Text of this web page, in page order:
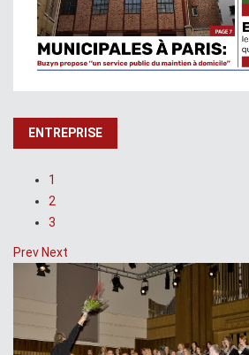
ENTREPRISE
1
2
3
Prev Next